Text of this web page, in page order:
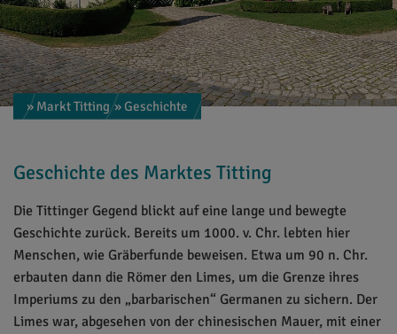
» Markt Titting » Geschichte
Geschichte des Marktes Titting
Die Tittinger Gegend blickt auf eine lange und bewegte
Geschichte zurück. Bereits um 1000. v. Chr. lebten hier
Menschen, wie Gräberfunde beweisen. Etwa um 90 n. Chr.
erbauten dann die Römer den Limes, um die Grenze ihres
Imperiums zu den „barbarischen“ Germanen zu sichern. Der
Limes war, abgesehen von der chinesischen Mauer, mit einer